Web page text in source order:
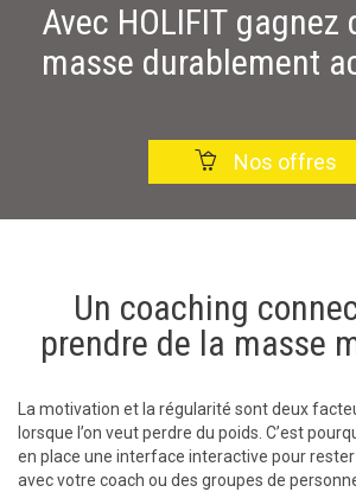
Avec HOLIFIT gagnez
masse durablement
 Nos offres
Un coaching
prendre de la masse
La motivation et la régularité sont deux
lorsque l’on veut perdre du poids. C’est
en place une interface interactive pour
avec votre coach ou des groupes de